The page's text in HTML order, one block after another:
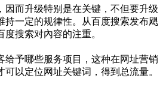
因而升级特别是在关键，不但要升级
持一定的规律性。从百度搜索发布飓
搜索对內容的注重。
给予哪些服务项目，这种在网址营销
可以定位网址关键词，得到总流量。